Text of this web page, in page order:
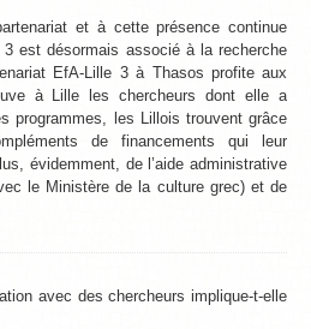
et à cette présence continue
est désormais associé à la recherche
EfA-Lille 3 à Thasos profite aux
à Lille les chercheurs dont elle a
programmes, les Lillois trouvent grâce
de financements qui leur
évidemment, de l’aide administrative
le Ministère de la culture grec) et de
avec des chercheurs implique-t-elle